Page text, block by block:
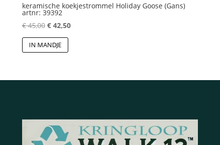
keramische koekjestrommel Holiday Goose (Gans)
artnr: 39392
€45,00 Oorspronkelijke
prijs
was:
€42,50Huidige
IN MANDJE